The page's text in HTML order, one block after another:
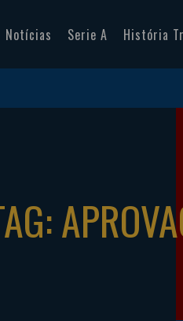
Notícias Serie A História